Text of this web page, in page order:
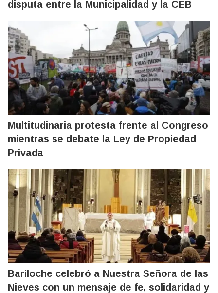
disputa entre la Municipalidad y la CEB
Multitudinaria protesta frente al Congreso
mientras se debate la Ley de Propiedad
Privada
Bariloche celebró a Nuestra Señora de las
Nieves con un mensaje de fe, solidaridad y